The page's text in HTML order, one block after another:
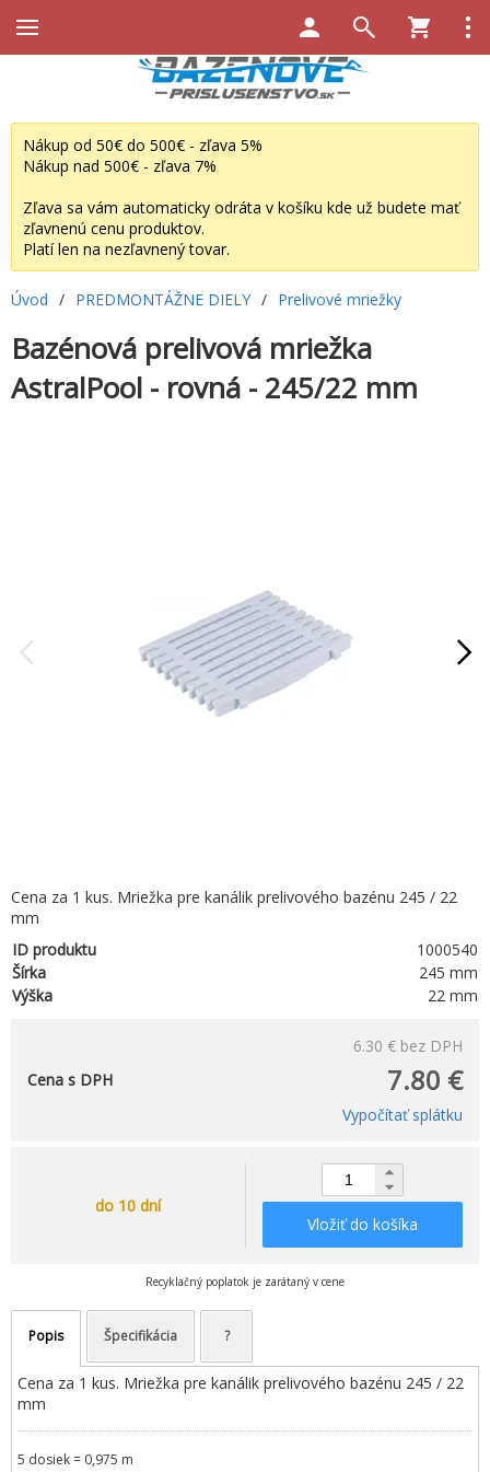
Nákup od 50€ do 500€ - zľava 5%
Nákup nad 500€ - zľava 7%
Zľava sa vám automaticky odráta v košíku kde už budete mať
zľavnenú cenu produktov.
Platí len na nezľavnený tovar.
Úvod / PREDMONTÁŽNE DIELY / Prelivové mriežky
Bazénová prelivová mriežka
AstralPool - rovná - 245/22 mm
Cena za 1 kus. Mriežka pre kanálik prelivového bazénu 245 / 22
mm
ID produktu
1000540
Šírka
245 mm
Výška
22 mm
6.30 € bez DPH
7.80 €
Cena s DPH
Vypočítať splátku
do 10 dní
Vložiť do košíka
Recyklačný poplatok je zarátaný v cene
Popis Špecifikácia ?
Cena za 1 kus. Mriežka pre kanálik prelivového bazénu 245 / 22
mm
5 dosiek = 0,975 m